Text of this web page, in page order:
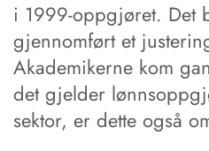
i 1999-oppgjøret. Det
gjennomført et
Akademikerne kom
det gjelder
sektor, er dette også